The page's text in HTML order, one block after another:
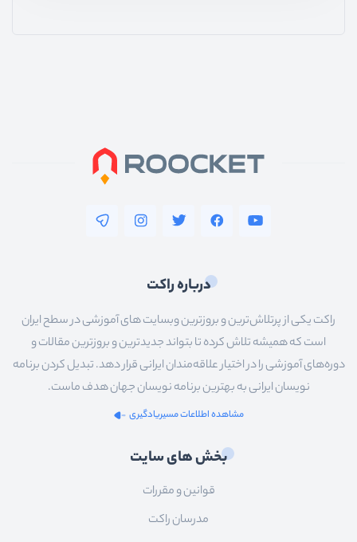
درباره راکت
راکت یکی از پرتلاش‌ترین و بروزترین وبسایت های آموزشی در سطح ایران
است که همیشه تلاش کرده تا بتواند جدیدترین و بروزترین مقالات و
دوره‌های آموزشی را در اختیار علاقه‌مندان ایرانی قرار دهد. تبدیل کردن برنامه
نویسان ایرانی به بهترین برنامه نویسان جهان هدف ماست.
مشاهده اطلاعات مسیریادگیری
بخش های سایت
قوانین و مقررات
مدرسان راکت